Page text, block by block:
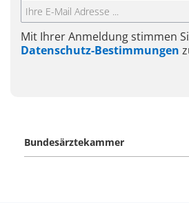
Mit Ihrer Anmeldung stimmen
Datenschutz-Bestimmungen
Bundesärztekammer